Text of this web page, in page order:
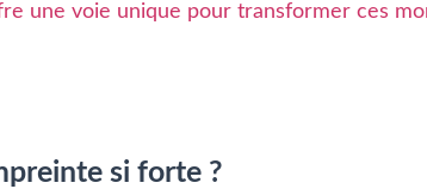
une voie unique pour transformer ces
si forte ?